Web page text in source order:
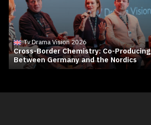
Tv Drama Vision 2026
Cross-Border Chemistry: Co-Producing
Between Germany and the Nordics